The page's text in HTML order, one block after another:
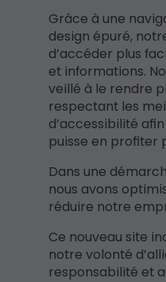
Grâce à une
design épuré,
d’accéder plus
et informations.
veillé à le rendre
respectant les
d’accessibilité
puisse en profiter
Dans une
nous avons
réduire notre
Ce nouveau site
notre volonté
responsabilité et